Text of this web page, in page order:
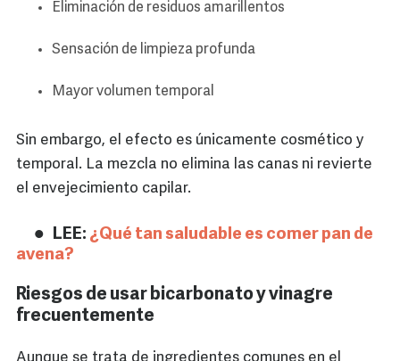
Eliminación de residuos amarillentos
Sensación de limpieza profunda
Mayor volumen temporal
Sin embargo, el efecto es únicamente cosmético y
temporal. La mezcla no elimina las canas ni revierte
el envejecimiento capilar.
LEE: ¿Qué tan saludable es comer pan de
avena?
Riesgos de usar bicarbonato y vinagre
frecuentemente